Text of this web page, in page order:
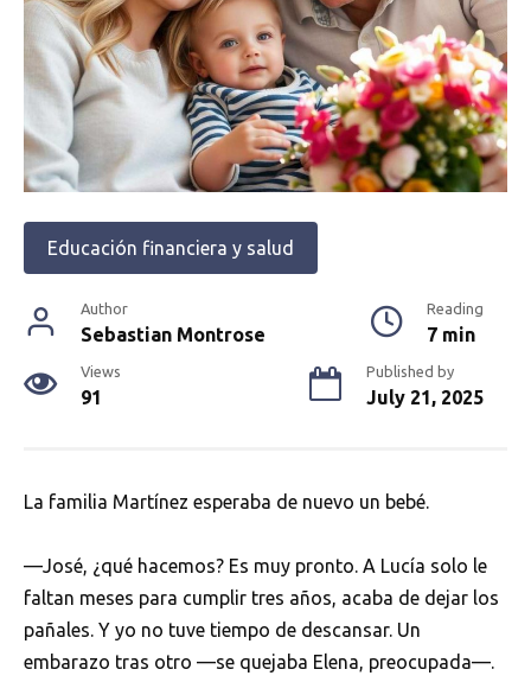
Educación financiera y salud
Author
Sebastian Montrose
Reading
7 min
Views
91
Published by
July 21, 2025
La familia Martínez esperaba de nuevo un bebé.
—José, ¿qué hacemos? Es muy pronto. A Lucía solo le
faltan meses para cumplir tres años, acaba de dejar los
pañales. Y yo no tuve tiempo de descansar. Un
embarazo tras otro —se quejaba Elena, preocupada—.